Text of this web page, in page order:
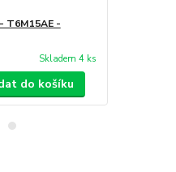
T6M15AE -
Skladem 4 ks
do košíku